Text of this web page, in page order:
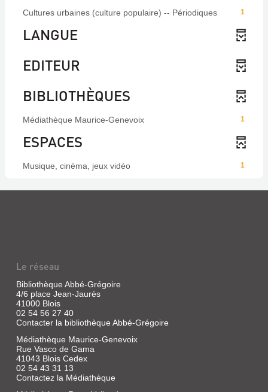
1
Cultures urbaines (culture populaire) -- Périodiques
LANGUE
EDITEUR
BIBLIOTHÈQUES
1
Médiathèque Maurice-Genevoix
ESPACES
1
Musique, cinéma, jeux vidéo
Le réseau
Bibliothèque Abbé-Grégoire
4/6 place Jean-Jaurès
41000 Blois
02 54 56 27 40
Contacter la bibliothèque Abbé-Grégoire
Médiathèque Maurice-Genevoix
Rue Vasco de Gama
41043 Blois Cedex
02 54 43 31 13
Contactez la Médiathèque